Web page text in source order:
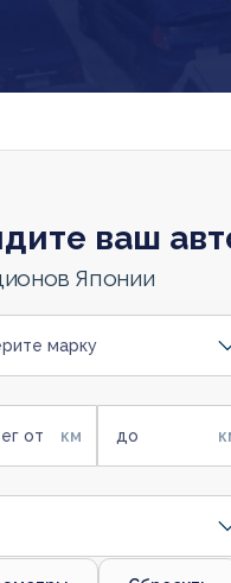
ваш
Японии
марку
от до